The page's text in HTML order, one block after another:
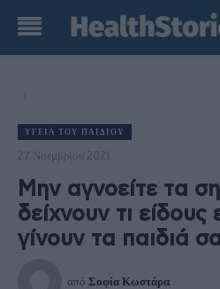
ΥΓΕΊΑ ΤΟΥ ΠΑΙΔΙΟΎ
27 Νοεμβρίου 2021
Μην αγνοείτε τα
δείχνουν τι είδους
γίνουν τα παιδιά
από Σοφία Κωστάρα